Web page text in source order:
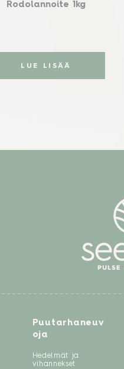
Rodolannoite 1kg
LUE LISÄÄ
Puutarhaneuv
oja
Hedelmät ja
vihannekset